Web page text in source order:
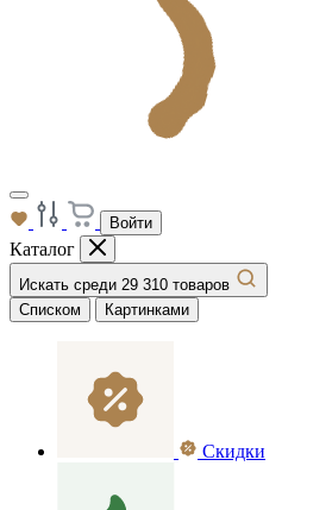
Войти
Каталог
Искать среди 29 310 товаров
Списком
Картинками
Скидки